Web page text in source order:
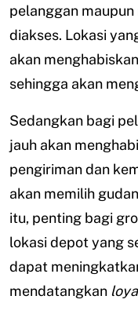
pelanggan
diakses. Lokasi
akan
sehingga akan
Sedangkan bagi
jauh akan
pengiriman dan
akan memilih
itu, penting bagi
lokasi depot yang
dapat
mendatangkan